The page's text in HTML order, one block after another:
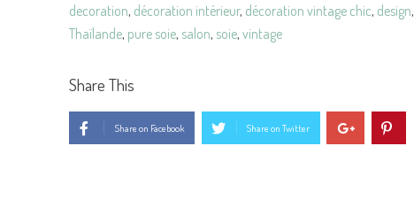
decoration, décoration intérieur, décoration vintage chic, design,
Thaïlande, pure soie, salon, soie, vintage
Share This
Share on Facebook Share on Twitter